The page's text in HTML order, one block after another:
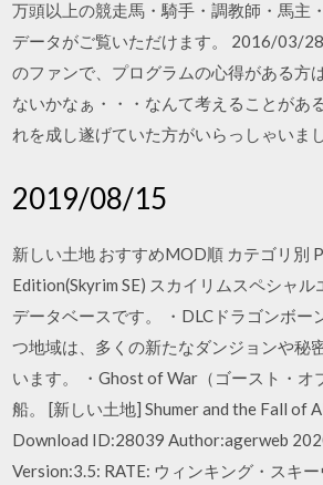
万頭以上の競走馬・騎手・調教師・馬主
データがご覧いただけます。 2016/03/
のファンで、プログラムの心得がある方
ないかなぁ・・・なんて考えることがあ
れを成し遂げていた方がいらっしゃいま
2019/08/15
新しい土地 おすすめMOD順 カテゴリ別
Edition(Skyrim SE) スカイリムスペシャ
データベースです。 ・DLCドラゴンボー
つ地域は、多くの新たなダンジョンや秘
います。 ・Ghost of War（ゴースト・オ
船。 [新しい土地] Shumer and the Fall of
Download ID:28039 Author:agerweb
Version:3.5: RATE: ウィンキング・スキ